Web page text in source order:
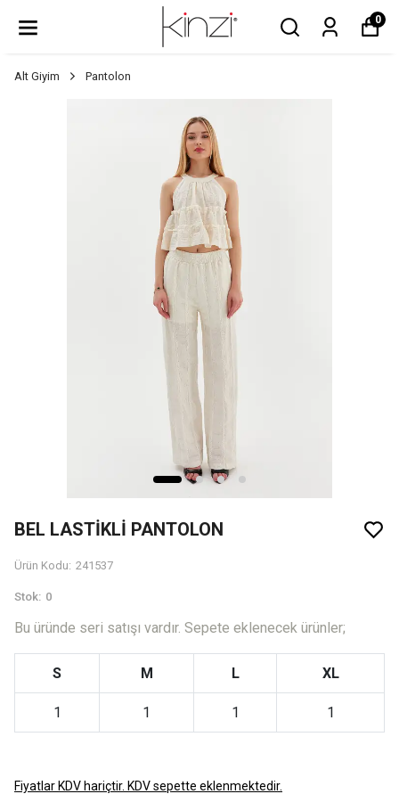
0
Alt Giyim Pantolon
BEL LASTİKLİ PANTOLON
Ürün Kodu: 241537
Stok: 0
Bu üründe seri satışı vardır. Sepete eklenecek ürünler;
S M L XL
1 1 1 1
Fiyatlar KDV hariçtir. KDV sepette eklenmektedir.